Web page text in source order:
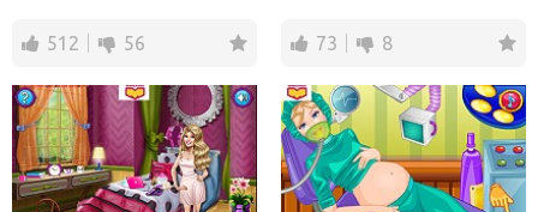
512 56 73 8